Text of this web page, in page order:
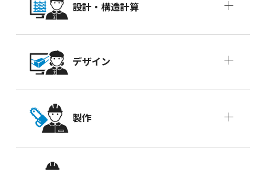
設計・構造計算
デザイン
製作